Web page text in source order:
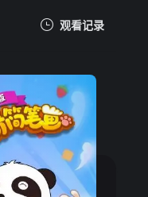
观看记录
的记录